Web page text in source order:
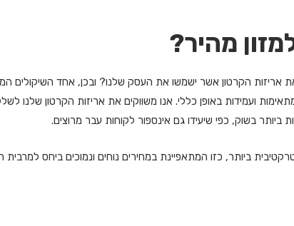
מהיר?
הקרטון אשר ישמשו את העסק שלנו? ובכן, אחד השיקולים
מתאימות ועמידות באופן כללי. אנו משווקים את אריזות הקרטון שלנו
ביותר בשוק, כפי שיעידו גם אינספור לקוחות עבר מרוצים.
ביותר, כזו המתאפיינת במחירים נוחים ונמוכים ביחס